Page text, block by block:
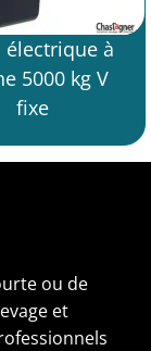
électrique à
5000 kg V
fixe
ou de
et